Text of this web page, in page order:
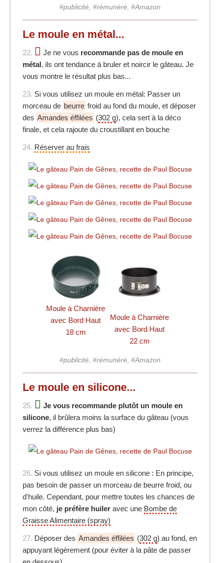
#publicité, #rémunéré, #Amazon
Le moule en métal...
22. Je ne vous recommande pas de moule en
métal, ils ont tendance à bruler et noircir le gâteau. Je
vous montre le résultat plus bas...
23. Si vous utilisez un moule en métal: Passer un
morceau de beurre froid au fond du moule, et déposer
des Amandes éffilées (302 g), cela sert à la déco
finale, et cela rajoute du croustillant en bouche
24. Réserver au frais
Moule à Charnière
avec Bord Haut
18 cm
Moule à Charnière
avec Bord Haut
22 cm
#publicité, #rémunéré, #Amazon
Le moule en silicone...
25.
Je vous recommande plutôt un moule en
silicone, il brûlera moins la surface du gâteau (vous
verrez la différence plus bas)
26. Si vous utilisez un moule en silicone : En principe,
pas besoin de passer un morceau de beurre froid, ou
d'huile. Cependant, pour mettre toutes les chances de
mon côté, je préfère huiler avec une Bombe de
Graisse Alimentaire (spray)
27. Déposer des Amandes éffilées (302 g) au fond, en
appuyant légèrement (pour éviter à la pâte de passer